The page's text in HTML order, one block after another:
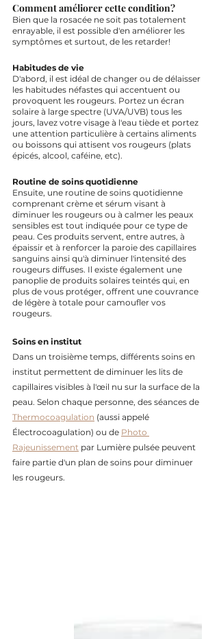
Comment améliorer cette condition?
Bien que la rosacée ne soit pas totalement
enrayable, il est possible d'en améliorer les
symptômes et surtout, de les retarder!
Habitudes de vie
D'abord, il est idéal de changer ou de délaisser
les habitudes néfastes qui accentuent ou
provoquent les rougeurs. Portez un écran
solaire à large spectre (UVA/UVB) tous les
jours, lavez votre visage à l'eau tiède et portez
une attention particulière à certains aliments
ou boissons qui attisent vos rougeurs (plats
épicés, alcool, caféine, etc).
Routine de soins quotidienne
Ensuite, une routine de soins quotidienne
comprenant crème et sérum visant à
diminuer les rougeurs ou à calmer les peaux
sensibles est tout indiquée pour ce type de
peau. Ces produits servent, entre autres, à
épaissir et à renforcer la paroie des capillaires
sanguins ainsi qu'à diminuer l'intensité des
rougeurs diffuses. Il existe également une
panoplie de produits solaires teintés qui, en
plus de vous protéger, offrent une couvrance
de légère à totale pour camoufler vos
rougeurs.
Soins en institut
Dans un troisième temps, différents soins en
institut permettent de diminuer les lits de
capillaires visibles à l'œil nu sur la surface de la
peau. Selon chaque personne, des séances de
Thermocoagulation (aussi appelé
Électrocoagulation) ou de Photo
Rajeunissement par Lumière pulsée peuvent
faire partie d'un plan de soins pour diminuer
les rougeurs.